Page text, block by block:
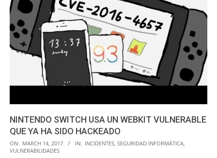
NINTENDO SWITCH USA UN WEBKIT VULNERABLE
QUE YA HA SIDO HACKEADO
2017-
03-
ON: MARCH 14, 2017 IN: INCIDENTES, SEGURIDAD INFORMÁTICA,
VULNERABILIDADES